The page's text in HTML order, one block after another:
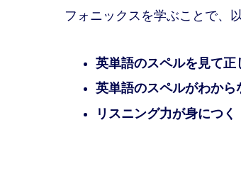
フォニックスを学ぶことで、
英単語のスペルを見て
英単語のスペルがわか
リスニング力が身につく